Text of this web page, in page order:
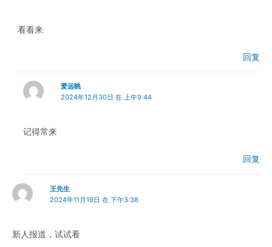
看看来
回复
爱远眺
2024年12月30日 在 上午9:44
记得常来
回复
王先生
2024年11月19日 在 下午3:38
新人报道，试试看